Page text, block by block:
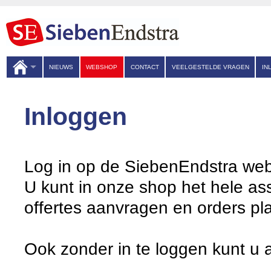
NIEUWS WEBSHOP CONTACT VEELGESTELDE VRAGEN
Inloggen
Log in op de SiebenEndstra
U kunt in onze shop het hele
offertes aanvragen en orders
Ook zonder in te loggen kunt u